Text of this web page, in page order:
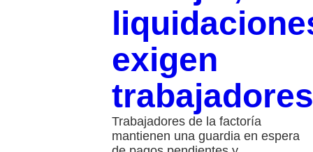
exigen
trabajadores
Trabajadores de la factoría
mantienen una guardia en espera